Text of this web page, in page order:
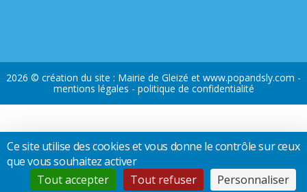
2026 © création du site : Mairie de Gleizé et www.popandsly.com -
mentions légales - politique de confidentialité
Ce site utilise des cookies et vous donne le contrôle sur ceux
que vous souhaitez activer
Tout accepter
Tout refuser Personnaliser